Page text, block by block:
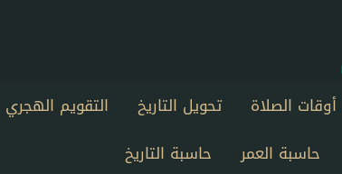
أوقات الصلاة تحويل التاريخ التقويم الهجري
حاسبة العمر حاسبة التاريخ